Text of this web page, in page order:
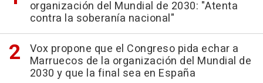
organización del Mundial de 2030: "Atenta
contra la soberanía nacional"
Vox propone que el Congreso pida echar a
Marruecos de la organización del Mundial de
2030 y que la final sea en España